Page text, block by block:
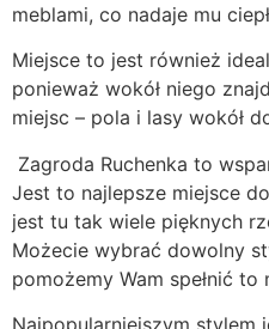
meblami, co nadaje mu
Miejsce to jest również
ponieważ wokół niego
miejsc – pola i lasy wokół
Zagroda Ruchenka to
Jest to najlepsze miejsce
jest tu tak wiele pięknych
Możecie wybrać dowolny
pomożemy Wam spełnić to